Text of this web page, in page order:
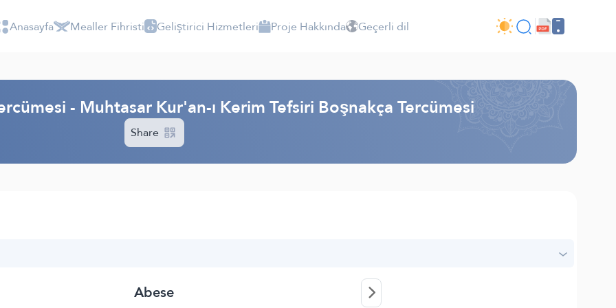
Anasayfa Mealler Fihristi Geliştirici Hizmetleri Proje Hakkında Geçerli dil
- Muhtasar Kur'an-ı Kerim Tefsiri Boşnakça Tercümesi
Share
Abese